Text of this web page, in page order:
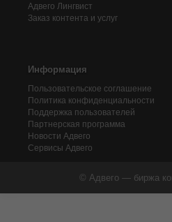
Адвего Лингвист
Заказ контента и услуг
Информация
Пользовательское соглашение
Политика конфиденциальности
Поддержка пользователей
Партнерская программа
Новости Адвего
Сервисы Адвего
© Адвего — биржа